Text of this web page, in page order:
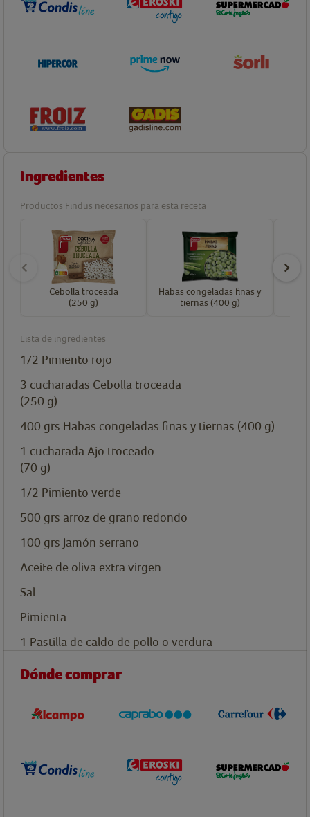
Ingredientes
Productos Findus necesarios para esta receta
Cebolla troceada
(250 g)
Habas congeladas finas y
tiernas (400 g)
Lista de ingredientes
1/2 Pimiento rojo
3 cucharadas Cebolla troceada
(250 g)
400 grs Habas congeladas finas y tiernas (400 g)
1 cucharada Ajo troceado
(70 g)
1/2 Pimiento verde
500 grs arroz de grano redondo
100 grs Jamón serrano
Aceite de oliva extra virgen
Sal
Pimienta
1 Pastilla de caldo de pollo o verdura
Dónde comprar